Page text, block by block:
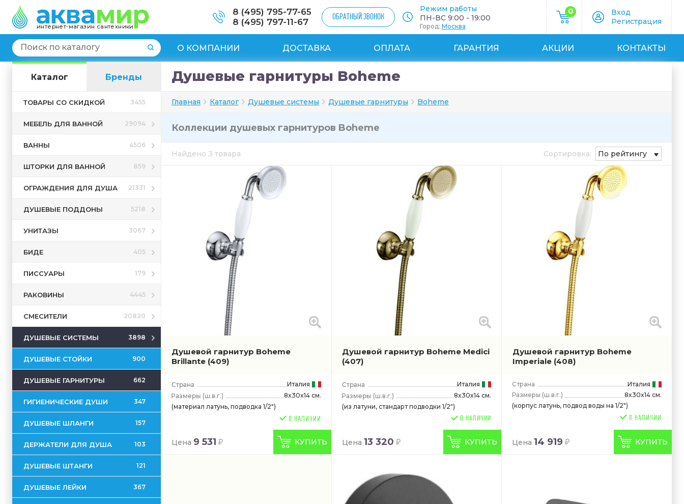
интернет-магазин сантехники
8 (495) 795-77-65
8 (495) 797-11-67
ОБРАТНЫЙ ЗВОНОК
Режим работы
ПН-ВС 9:00 - 19:00
Город: Москва
0
Вход
Регистрация
О КОМПАНИИ ДОСТАВКА ОПЛАТА ГАРАНТИЯ АКЦИИ КОНТАКТЫ
Каталог Бренды
ТОВАРЫ СО СКИДКОЙ 3455
МЕБЕЛЬ ДЛЯ ВАННОЙ 29094
ВАННЫ 4506
ШТОРКИ ДЛЯ ВАННОЙ 859
ОГРАЖДЕНИЯ ДЛЯ ДУША 21331
ДУШЕВЫЕ ПОДДОНЫ 5218
УНИТАЗЫ 3067
БИДЕ 405
ПИССУАРЫ 179
РАКОВИНЫ 4445
СМЕСИТЕЛИ 20820
ДУШЕВЫЕ СИСТЕМЫ 3898
ДУШЕВЫЕ СТОЙКИ 900
ДУШЕВЫЕ ГАРНИТУРЫ 662
ГИГИЕНИЧЕСКИЕ ДУШИ 347
ДУШЕВЫЕ ШЛАНГИ 157
ДЕРЖАТЕЛИ ДЛЯ ДУША 103
ДУШЕВЫЕ ШТАНГИ 121
ДУШЕВЫЕ ЛЕЙКИ 367
Душевые гарнитуры Boheme
Главная Каталог Душевые системы Душевые гарнитуры Boheme
Коллекции душевых гарнитуров Boheme
Найдено 3 товара Сортировка: По рейтингу
Душевой гарнитур Boheme
Brillante (409)
Италия
(ш.в.г.)
8x30x14 см.
(материал латунь, подводка 1/2")
Цена 9 531 КУПИТЬ
Душевой гарнитур Boheme Medici
(407)
Италия
(ш.в.г.)
8x30x14 см.
(из латуни, стандарт подводки 1/2")
В НАЛИЧИИ
Цена 13 320 КУПИТЬ
Душевой гарнитур Boheme
Imperiale (408)
Страна
Италия
Размеры (ш.в.г.)
8x30x14 см.
(корпус латунь, подвод воды на 1/2")
Цена 14 919 КУПИТЬ